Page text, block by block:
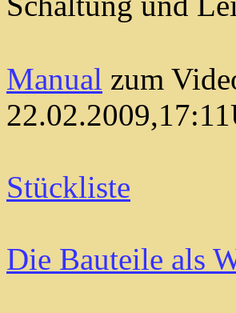
Manual zum
Stückliste
Die Bauteile als